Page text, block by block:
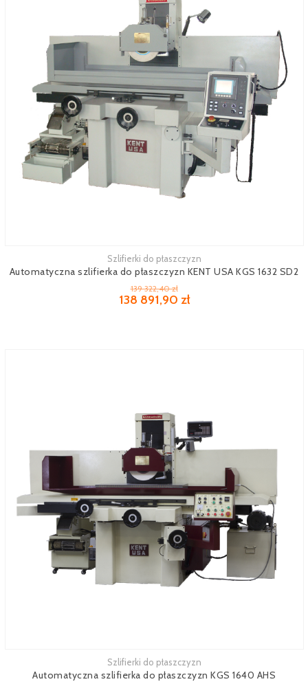
Szlifierki do płaszczyzn
Automatyczna szlifierka do płaszczyzn KENT USA KGS 1632 SD2
139 322,40 zł
138 891,90 zł
Szlifierki do płaszczyzn
Automatyczna szlifierka do płaszczyzn KGS 1640 AHS